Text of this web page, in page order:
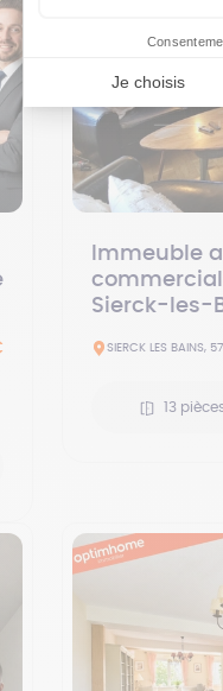
Immeuble
Sierck-les-
SIERCK LES BAINS,
13